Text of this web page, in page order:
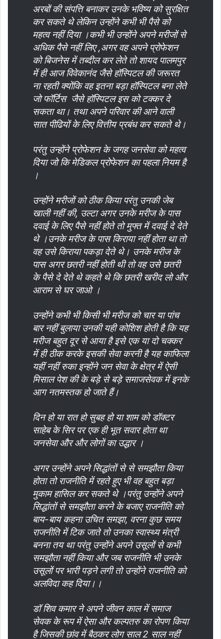
अरबों की संपत्ति बनाकर उनके भविष्य को सुरक्षित
कर सकते थे लेकिन उन्होंने कभी भी पैसे को
महत्व नहीं दिया ।कभी भी उन्होंने अपने मरीजों से
अधिक पैसे नहीं लिए ,अगर वह अपने प्रोफेशन
को बिजनेस में तब्दील कर लेते तो शायद पालमपुर
में ही आज विवेकानंद जैसे हॉस्पिटल की जरूरत
ना रहती क्योंकि वह इतना बड़ा हॉस्पिटल बना लेते
जो फॉर्टिस जैसे हॉस्पिटल इस को टक्कर दे
सकता था। तथा अपने परिवार की आने वाली
सात पीढियों के लिए वित्तीय प्रबंध कर सकते थे।
परंतु उन्होंने प्रोफेशन के जगह जनसेवा को महत्व
दिया जो कि मेडिकल प्रोफेशन का पहला नियम है
।
उन्होंने मरीजों को ठीक किया परंतु उनकी जेब
खाली नहीं की, उल्टा अगर उनके मरीज के पास
दवाई के लिए पैसे नहीं होते तो मुफ्त में दवाई दे देते
थे ।उनके मरीज के पास किराया नहीं होता था तो
वह उसे किराया पकड़ा देते थे। उनके मरीज के
पास अगर छतरी नहीं होती थी तो वह उसे छतरी
के पैसे दे देते थे कहते थे कि छतरी खरीद लो और
आराम से घर जाओ ।
उन्होंने कभी भी किसी भी मरीज को चार या पांच
बार नहीं बुलाया उनकी यही कोशिश होती है कि यह
मरीज बहुत दूर से आया है इसे एक या दो चक्कर
में ही ठीक करके इसकी सेवा करनी है यह काफिला
यहीं नहीं रुका इन्होंने जन सेवा के क्षेत्र में ऐसी
मिसाल पेश की के बड़े से बड़े समाजसेवक में इनके
आग नतमस्तक हो जाते हैं।
दिन हो या रात हो सुबह हो या शाम को डॉक्टर
साहेब के सिर पर एक ही भूत सवार होता था
जनसेवा और और लोगों का उद्धार ।
अगर उन्होंने अपने सिद्धांतों से से समझौता किया
होता तो राजनीति में रहते हुए भी वह बहुत बड़ा
मुकाम हासिल कर सकते थे ।परंतु उन्होंने अपने
सिद्धांतों से समझौता करने के बजाए राजनीति को
बाय-बाय कहना उचित समझा, वरना कुछ समय
राजनीति में टिक जाते तो उनका स्वास्थ्य मंत्री
बनना तय था परंतु उन्होंने अपने उसूलों से कभी
समझौता नहीं किया और जब राजनीति भी उनके
उसूलों पर भारी पड़ने लगी तो उन्होंने राजनीति को
अलविदा कह दिया।।
डॉ शिव कमार ने अपने जीवन काल में समाज
सेवक के रूप में ऐसा और कल्पतरु का रोपण किया
है जिसकी छांव में बैठकर लोग साल 2 साल नहीं